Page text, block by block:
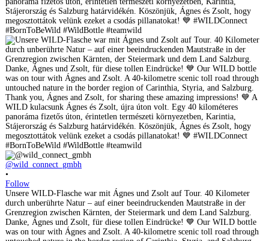
@wild_connect_gmbh
•
Follow
Unsere WILD-Flasche war mit Ágnes und Zsolt auf Tour. 40 Kilometer
durch unberührte Natur – auf einer beeindruckenden Mautstraße in der
Grenzregion zwischen Kärnten, der Steiermark und dem Land Salzburg.
Danke, Ágnes und Zsolt, für diese tollen Eindrücke! 💙 Our WILD bottle
was on tour with Ágnes and Zsolt. A 40-kilometre scenic toll road through